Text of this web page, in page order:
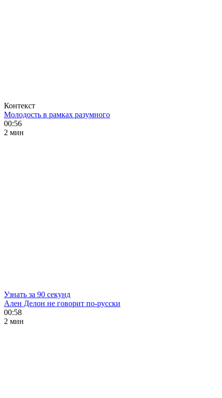
Контекст
Молодость в рамках разумного
00:56
2 мин
Узнать за 90 секунд
Ален Делон не говорит по-русски
00:58
2 мин